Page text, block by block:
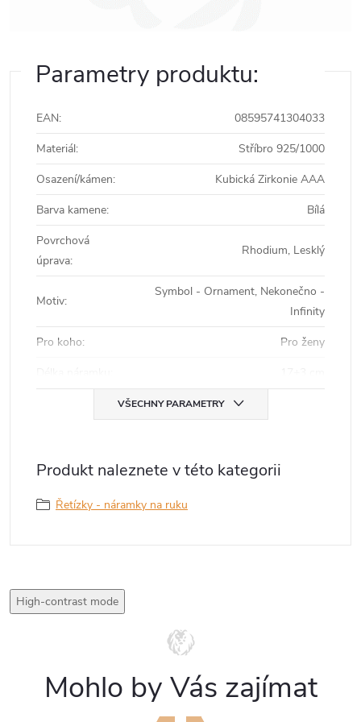
Parametry produktu:
EAN:
08595741304033
Materiál:
Stříbro 925/1000
Osazení/kámen:
Kubická Zirkonie AAA
Barva kamene:
Bílá
Povrchová
úprava:
Rhodium, Lesklý
Motiv:
Symbol - Ornament, Nekonečno -
Infinity
Pro koho:
Pro ženy
VŠECHNY PARAMETRY
Produkt naleznete v této kategorii
Řetízky - náramky na ruku
High-contrast mode
Mohlo by Vás zajímat